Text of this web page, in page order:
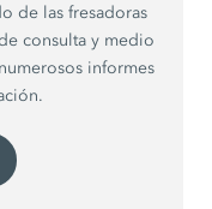
de las fresadoras
consulta y medio
informes